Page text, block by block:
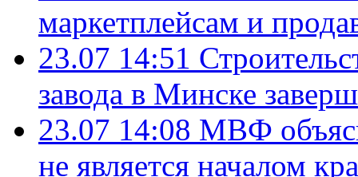
маркетплейсам и
23.07 14:51
завода в Минске
23.07 14:08 МВФ
не является началом